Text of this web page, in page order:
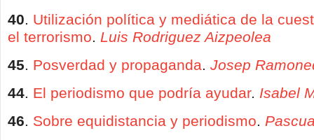
40. Utilización política y mediática de la
el terrorismo. Luis Rodriguez Aizpeolea
45. Posverdad y propaganda. Josep
44. El periodismo que podría ayudar. Isabel
46. Sobre equidistancia y periodismo.